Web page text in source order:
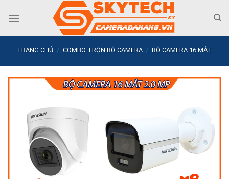
TRANG CHỦ / COMBO TRỌN BỘ CAMERA / BỘ CAMERA 16 MẮT